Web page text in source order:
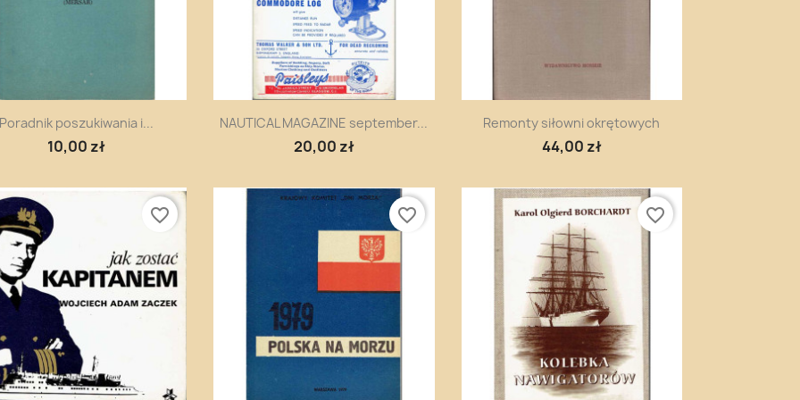
Szybki podgląd
Poradnik poszukiwania i...
10,00 zł
 Szybki podgląd
NAUTICAL MAGAZINE september...
20,00 zł
Szybki podgląd
Remonty siłowni okrętowych
44,00 zł
favorite_border favorite_border favorite_border